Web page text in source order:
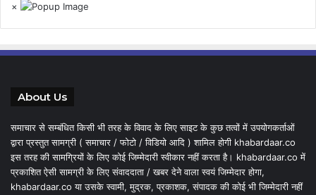
×
About Us
समाचार से सम्बंधित किसी भी तरह के विवाद के लिए साइट के कुछ तत्वों में उपयोगकर्ताओं
द्वारा प्रस्तुत सामग्री ( समाचार / फोटो / विडियो आदि ) शामिल होगी khabardaar.co
इस तरह की सामग्रियों के लिए कोई जिम्मेदारी स्वीकार नहीं करता है। khabardaar.co में
प्रकाशित ऐसी सामग्री के लिए संवाददाता / खबर देने वाला स्वयं जिम्मेदार होगा,
khabardaar.co या उसके स्वामी, मुद्रक, प्रकाशक, संपादक की कोई भी जिम्मेदारी नहीं